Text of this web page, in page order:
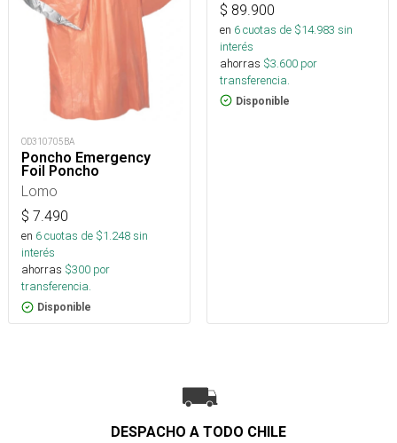
OD310705BA
Poncho Emergency
Foil Poncho
Lomo
$ 7.490
en 6cuotas de $1.248sin
interés
ahorras $300 por
transferencia.
Disponible
$ 89.900
en 6cuotas de $14.983 sin
interés
ahorras $3.600 por
transferencia.
Disponible
DESPACHO A TODO CHILE